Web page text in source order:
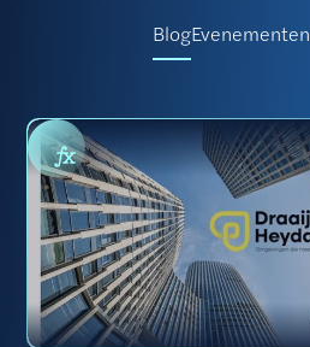
BlogEvenementen